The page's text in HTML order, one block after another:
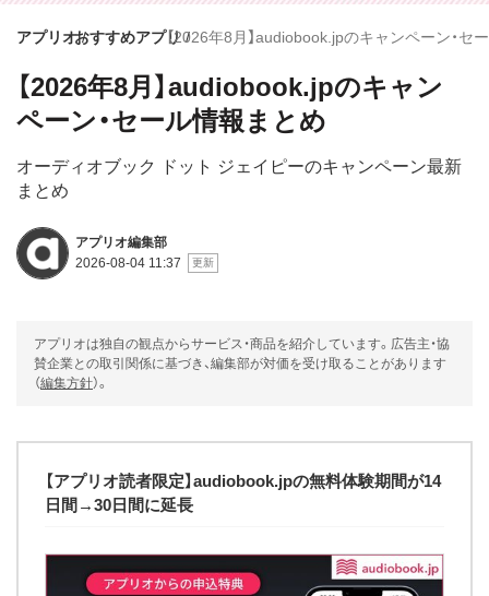
アプリオおすすめアプリ【2026年8月】audiobook.jpのキャンペーン・セ
【2026年8月】audiobook.jpのキャン
ペーン・セール情報まとめ
オーディオブック ドット ジェイピーのキャンペーン最新
まとめ
アプリオ編集部
2026-08-04 11:37
アプリオは独自の観点からサービス・商品を紹介しています。広告主・協
賛企業との取引関係に基づき、編集部が対価を受け取ることがあります
（編集方針）。
【アプリオ読者限定】audiobook.jpの無料体験期間が14
日間→30日間に延長